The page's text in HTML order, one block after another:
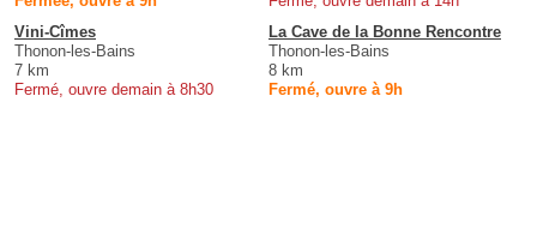
Vini-Cîmes
Thonon-les-Bains
7 km
Fermé, ouvre demain à 8h30
La Cave de la Bonne Rencontre
Thonon-les-Bains
8 km
Fermé, ouvre à 9h